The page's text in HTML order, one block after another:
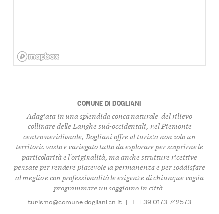
COMUNE DI DOGLIANI
Adagiata in una splendida conca naturale del rilievo
collinare delle Langhe sud-occidentali, nel Piemonte
centromeridionale, Dogliani offre al turista non solo un
territorio vasto e variegato tutto da esplorare per scoprirne le
particolarità e l'originalità, ma anche strutture ricettive
pensate per rendere piacevole la permanenza e per soddisfare
al meglio e con professionalità le esigenze di chiunque voglia
programmare un soggiorno in città.
turismo@comune.dogliani.cn.it | T: +39 0173 742573